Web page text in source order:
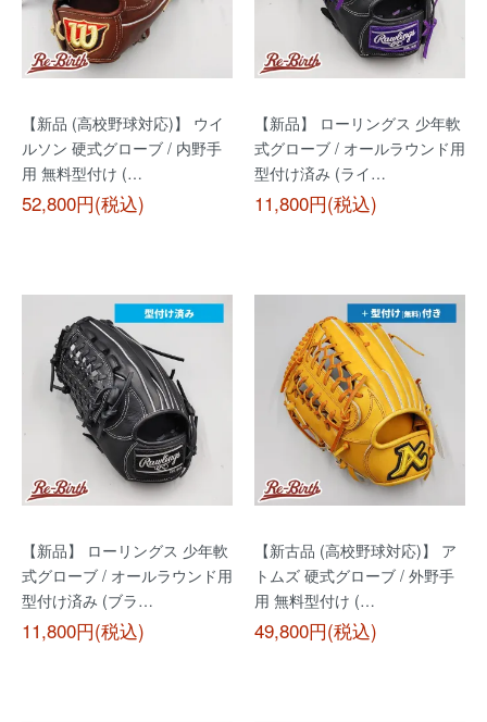
【新品 (高校野球対応)】 ウイ
ルソン 硬式グローブ / 内野手
用 無料型付け (…
52,800円(税込)
【新品】 ローリングス 少年軟
式グローブ / オールラウンド用
型付け済み (ライ…
11,800円(税込)
【新品】 ローリングス 少年軟
式グローブ / オールラウンド用
型付け済み (ブラ…
11,800円(税込)
【新古品 (高校野球対応)】 ア
トムズ 硬式グローブ / 外野手
用 無料型付け (…
49,800円(税込)